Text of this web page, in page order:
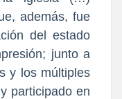
además, fue
del estado
junto a
y los múltiples
participado en